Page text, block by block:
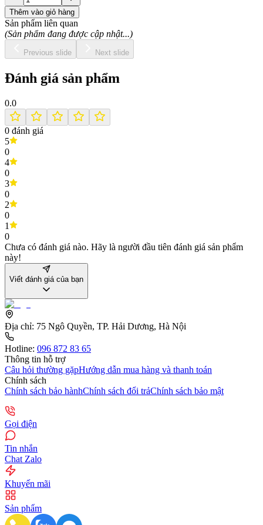
Thêm vào giỏ hàng
Sản phẩm liên quan
(Sản phẩm đang được cập nhật...)
Previous slide Next slide
Đánh giá sản phẩm
0.0
0 đánh giá
5
0
4
0
3
0
2
0
1
0
Chưa có đánh giá nào. Hãy là người đầu tiên đánh giá sản phẩm
này!
Viết đánh giá của bạn
Địa chỉ: 75 Ngô Quyền, TP. Hải Dương, Hà Nội
Hotline: 096 872 83 65
Thông tin hỗ trợ
Câu hỏi thường gặpHướng dẫn mua hàng và thanh toán
Chính sách
Chính sách bảo hànhChính sách đổi trảChính sách bảo mật
Gọi điện
Tin nhắn
Chat Zalo
Khuyến mãi
Sản phẩm